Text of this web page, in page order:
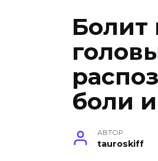
Болит
боли
АВТОР
tauroskiff